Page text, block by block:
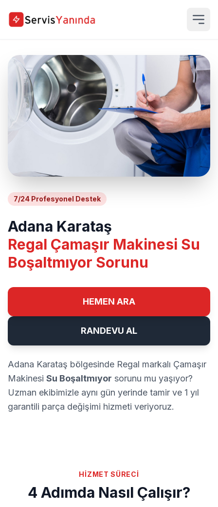
7/24 Profesyonel Destek
Adana Karataş
Regal Çamaşır Makinesi Su
Boşaltmıyor Sorunu
HEMEN ARA
RANDEVU AL
Adana Karataş bölgesinde Regal markalı Çamaşır
Makinesi Su Boşaltmıyor sorunu mu yaşıyor?
Uzman ekibimizle aynı gün yerinde tamir ve 1 yıl
garantili parça değişimi hizmeti veriyoruz.
HİZMET SÜRECİ
4 Adımda Nasıl Çalışır?